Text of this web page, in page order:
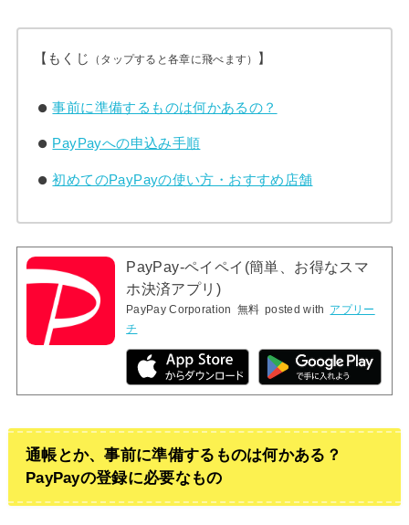
【もくじ （タップすると各章に飛べます） 】
事前に準備するものは何かあるの？
PayPayへの申込み手順
初めてのPayPayの使い方・おすすめ店舗
PayPay-ペイペイ(簡単、お得なスマ
ホ決済アプリ)
PayPay Corporation 無料 posted with アプリー
チ
通帳とか、事前に準備するものは何かある？
PayPayの登録に必要なもの